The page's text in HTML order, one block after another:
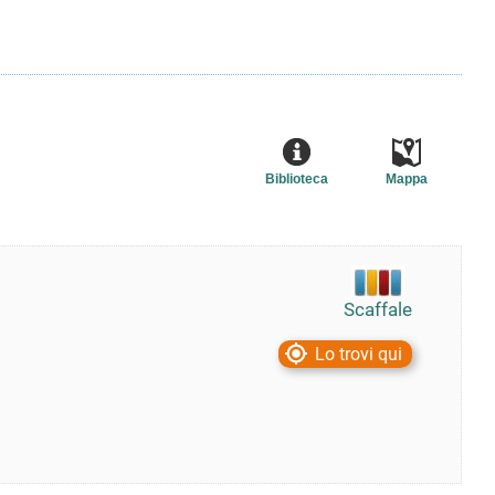
Mappa
Biblioteca
Scaffale
Lo trovi qui